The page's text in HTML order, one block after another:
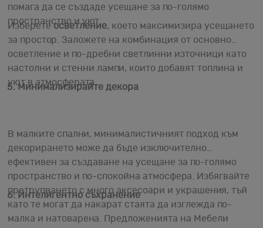
помага да се създаде усещане за по-голямо
пространство и уют.
Изберетеосветление, което максимизира усещането
за простор. Заложете на комбинация от основно
осветление и по-дребни светлинни източници като
настолни и стенни лампи, които добавят топлина и
уют в атмосферата.
5. Минимализирайте декора
В малките спални, минималистичният подход към
декорирането може да бъде изключително
ефективен за създаване на усещане за по-голямо
пространство и по-спокойна атмосфера. Избягвайте
претрупването с много аксесоари и украшения, тъй
като те могат да накарат стаята да изглежда по-
малка и натоварена. Предложенията на Мебели
6. Интелигентно съхранение